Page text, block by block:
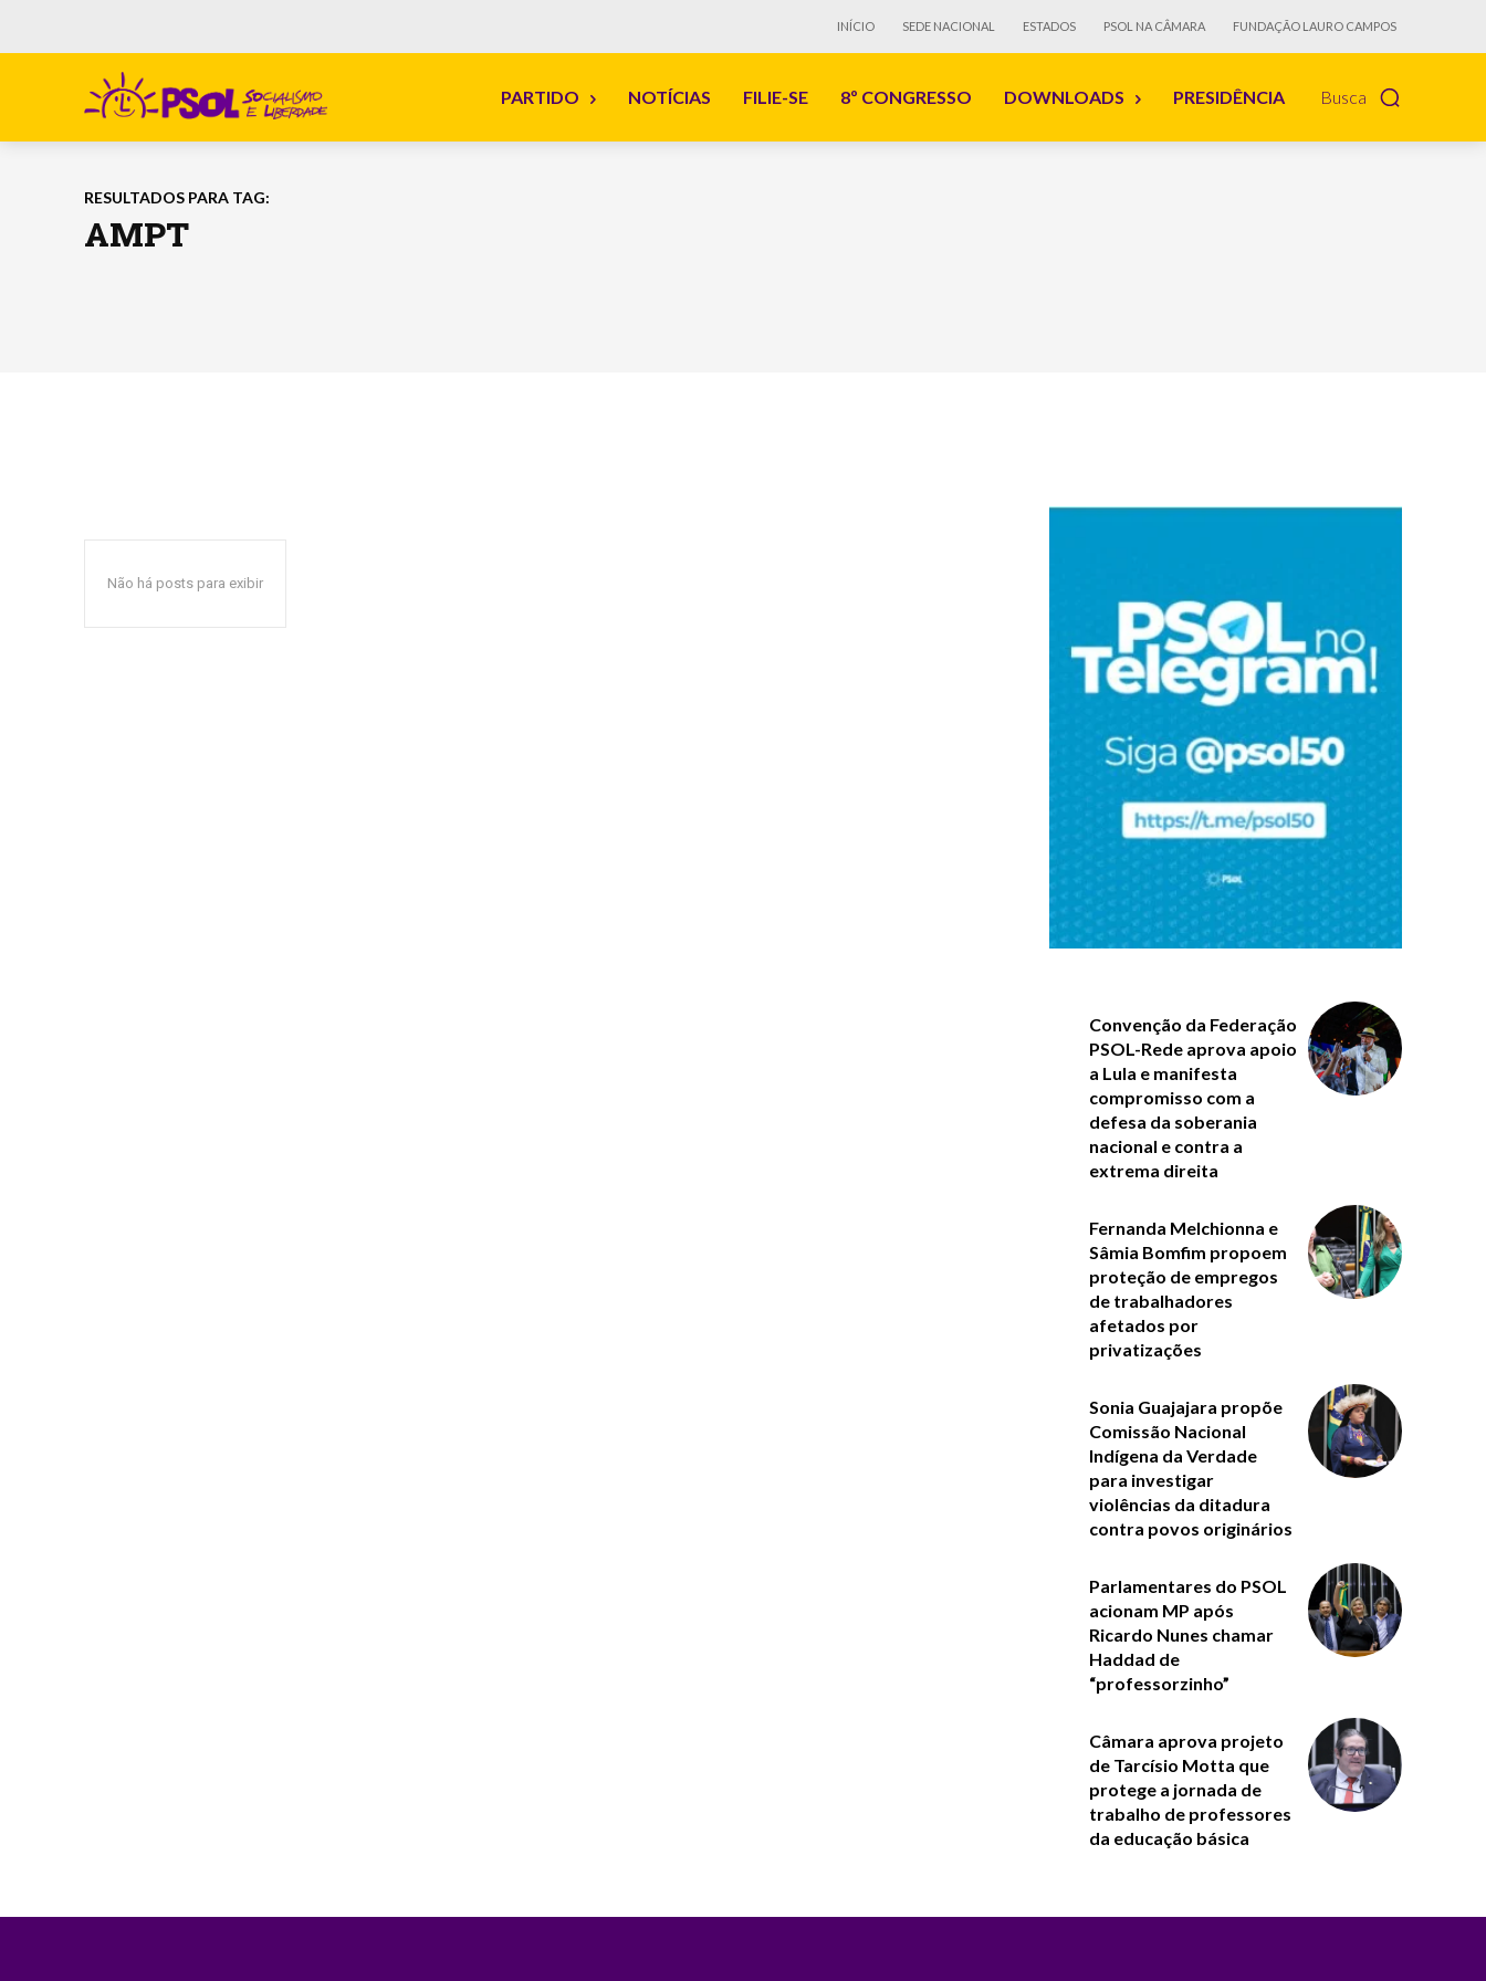
INÍCIO SEDE NACIONAL ESTADOS PSOL NA CÂMARA FUNDAÇÃO LAURO CAMPOS
Busca
PARTIDO NOTÍCIAS FILIE-SE 8º CONGRESSO DOWNLOADS PRESIDÊNCIA
RESULTADOS PARA TAG:
AMPT
Não há posts para exibir
Convenção da Federação
PSOL-Rede aprova apoio
a Lula e manifesta
compromisso com a
defesa da soberania
nacional e contra a
extrema direita
Fernanda Melchionna e
Sâmia Bomfim propoem
proteção de empregos
de trabalhadores
afetados por
privatizações
Sonia Guajajara propõe
Comissão Nacional
Indígena da Verdade
para investigar
violências da ditadura
contra povos originários
Parlamentares do PSOL
acionam MP após
Ricardo Nunes chamar
Haddad de
“professorzinho”
Câmara aprova projeto
de Tarcísio Motta que
protege a jornada de
trabalho de professores
da educação básica